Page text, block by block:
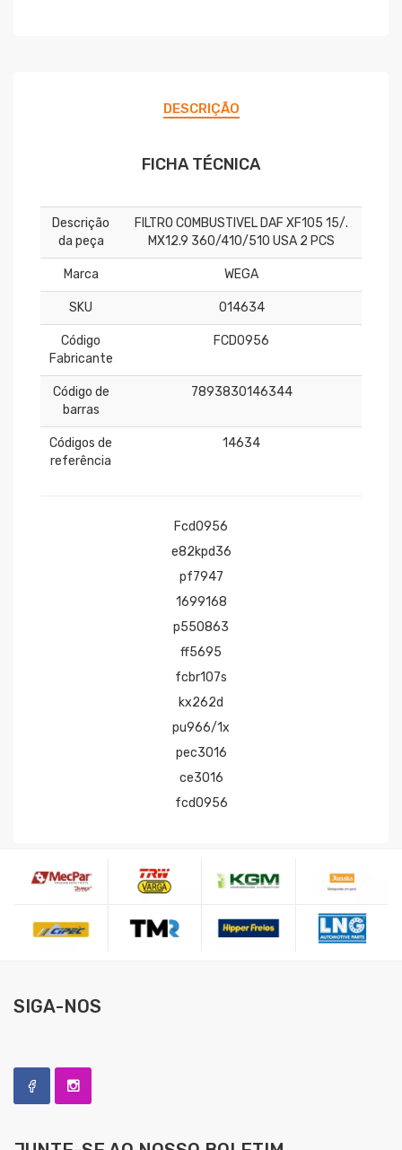
DESCRIÇÃO
FICHA TÉCNICA
Descrição
da peça
FILTRO COMBUSTIVEL DAF XF105 15/.
MX12.9 360/410/510 USA 2 PCS
Marca WEGA
SKU 014634
Código
Fabricante
FCD0956
Código de
barras
7893830146344
Códigos de
referência
14634
Fcd0956
e82kpd36
pf7947
1699168
p550863
ff5695
fcbr107s
kx262d
pu966/1x
pec3016
ce3016
fcd0956
SIGA-NOS